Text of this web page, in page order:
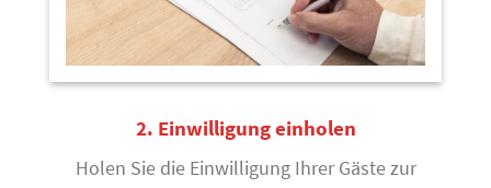
2. Einwilligung einholen
Holen Sie die Einwilligung Ihrer Gäste zur